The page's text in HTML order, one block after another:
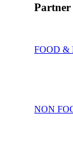
Partner
FOOD &
NON